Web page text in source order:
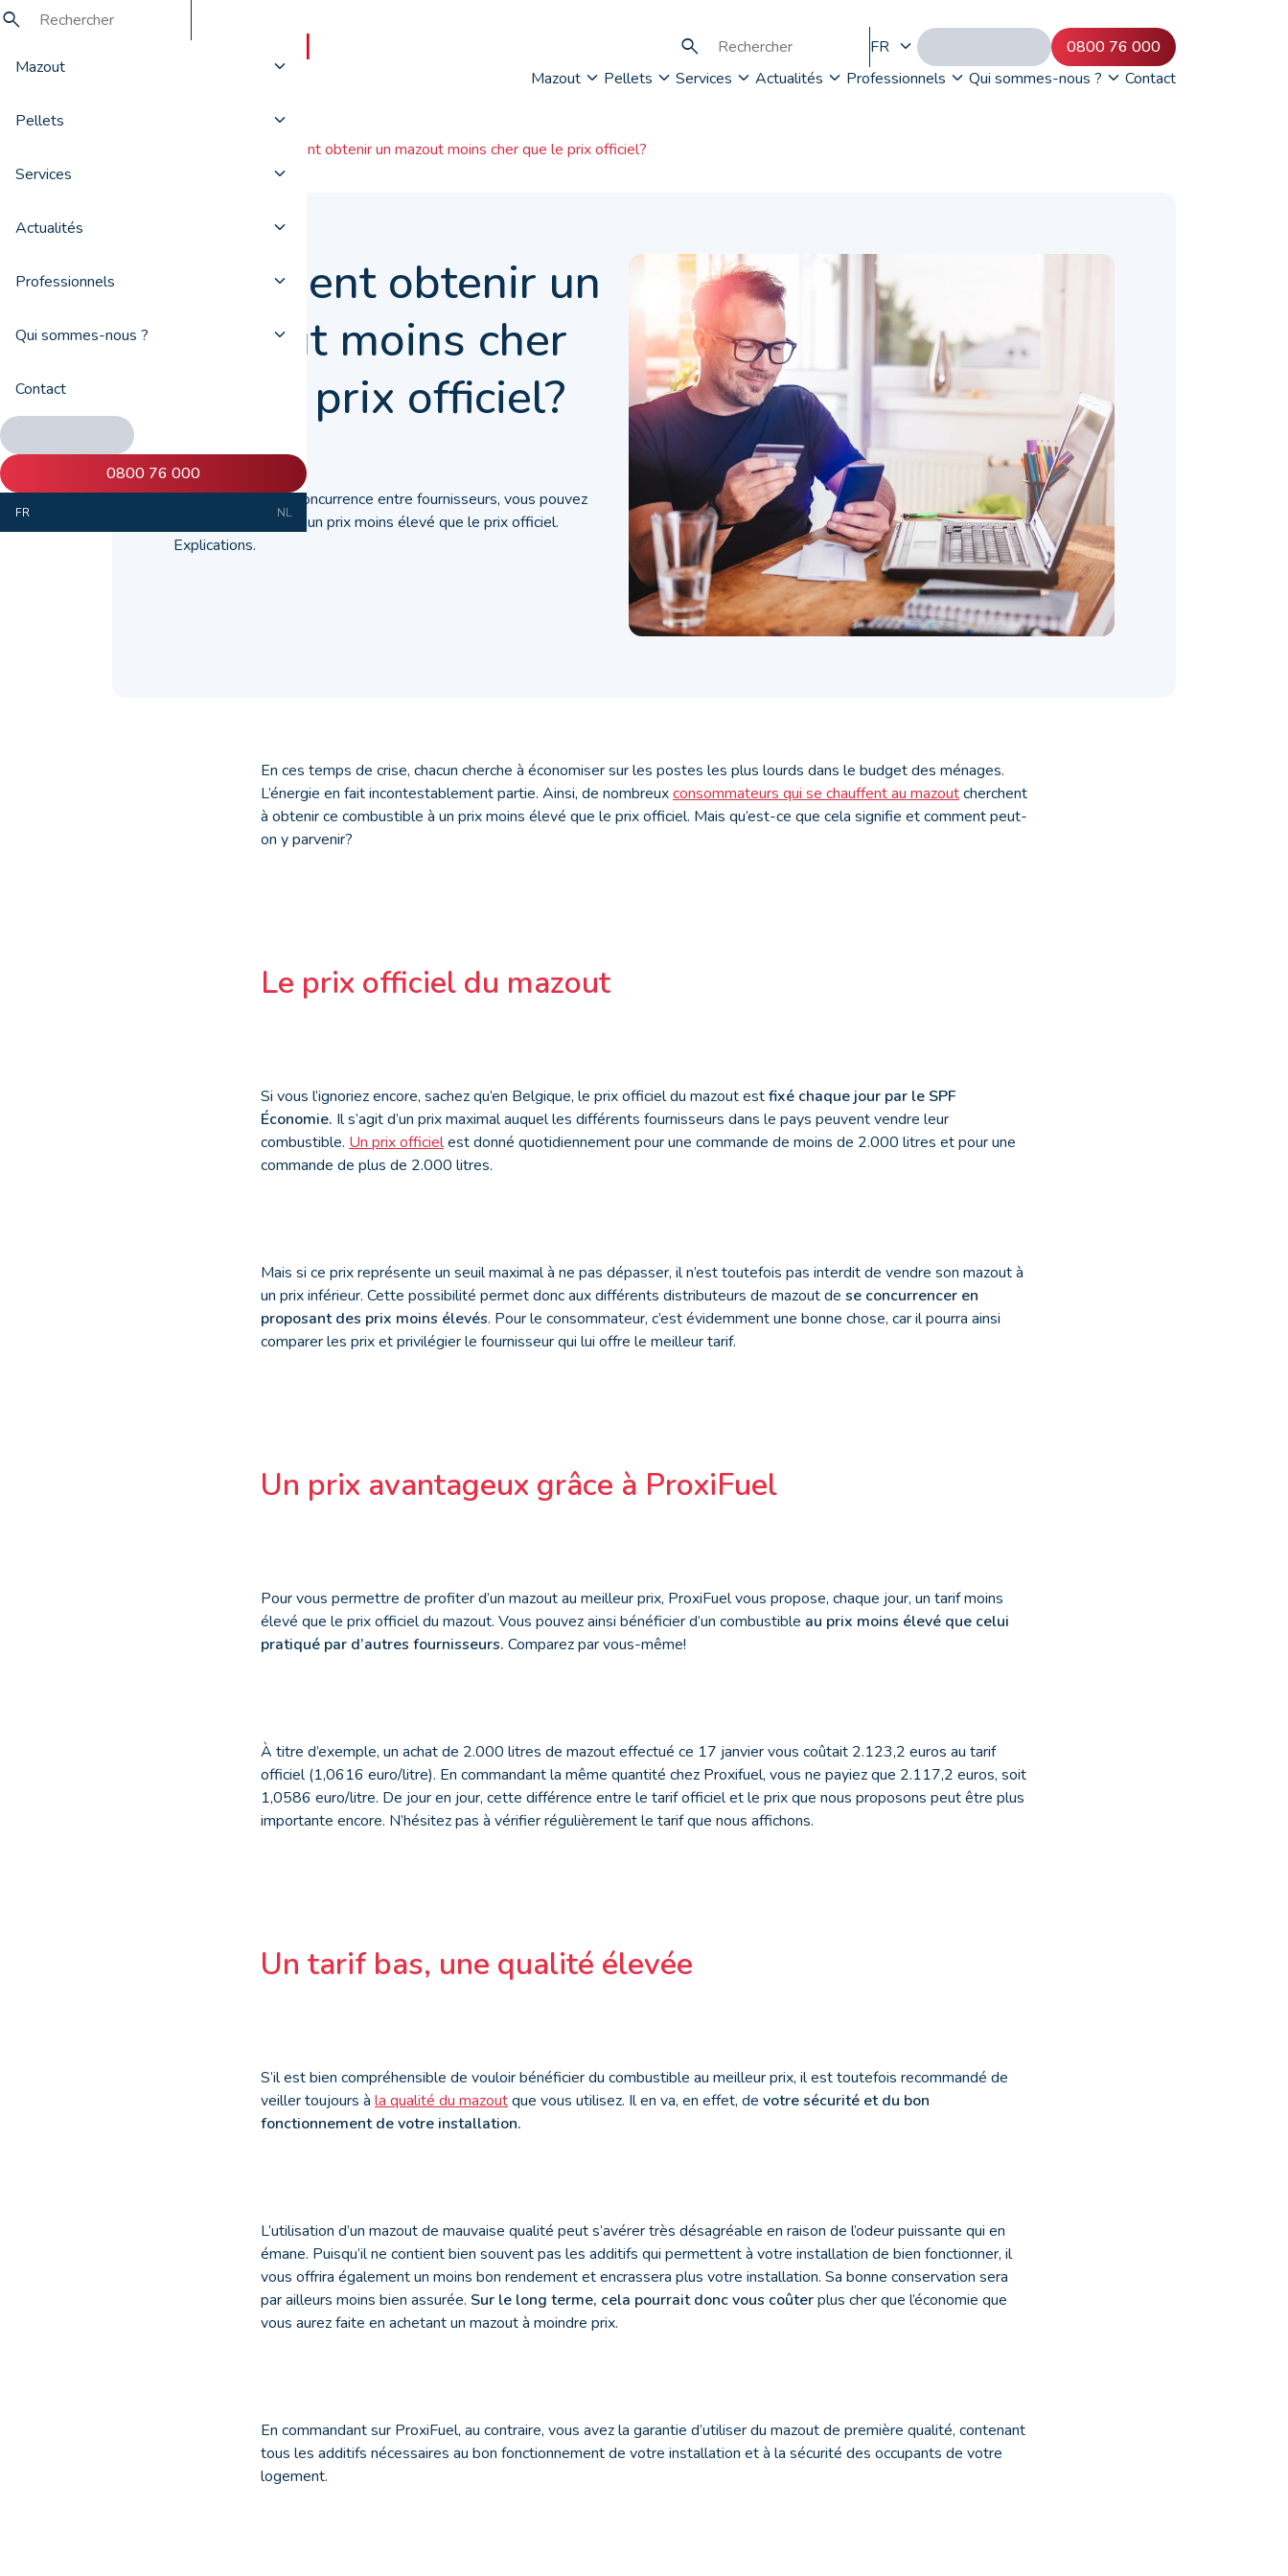
Mazout
Pellets
Services
Actualités
Professionnels
Qui sommes-nous ?
Contact
0800 76 000
FR NL
FR
0800 76 000
Mazout
Pellets Services Actualités Professionnels Qui sommes-nous ? Contact
Comment obtenir un mazout moins cher que le prix officiel?
Comment obtenir un
mazout moins cher
que le prix officiel?
En faisant jouer la concurrence entre fournisseurs, vous pouvez
obtenir un mazout à un prix moins élevé que le prix officiel.
Explications.
En ces temps de crise, chacun cherche à économiser sur les postes les plus lourds dans le budget des ménages.
L’énergie en fait incontestablement partie. Ainsi, de nombreuxconsommateurs qui se chauffent au mazoutcherchent
à obtenir ce combustible à un prix moins élevé que le prix officiel. Mais qu’est-ce que cela signifie et comment peut-
on y parvenir?
Le prix officiel du mazout
Si vous l’ignoriez encore, sachez qu’en Belgique, le prix officiel du mazout estfixé chaque jour par le SPF
Économie. Il s’agit d’un prix maximal auquel les différents fournisseurs dans le pays peuvent vendre leur
combustible. Un prix officielest donné quotidiennement pour une commande de moins de 2.000 litres et pour une
commande de plus de 2.000 litres.
Mais si ce prix représente un seuil maximal à ne pas dépasser, il n’est toutefois pas interdit de vendre son mazout à
un prix inférieur. Cette possibilité permet donc aux différents distributeurs de mazout de se concurrencer en
proposant des prix moins élevés. Pour le consommateur, c’est évidemment une bonne chose, car il pourra ainsi
comparer les prix et privilégier le fournisseur qui lui offre le meilleur tarif.
Un prix avantageux grâce à ProxiFuel
Pour vous permettre de profiter d’un mazout au meilleur prix, ProxiFuel vous propose, chaque jour, un tarif moins
élevé que le prix officiel du mazout. Vous pouvez ainsi bénéficier d’un combustible au prix moins élevé que celui
pratiqué par d’autres fournisseurs. Comparez par vous-même!
À titre d’exemple, un achat de 2.000 litres de mazout effectué ce 17 janvier vous coûtait 2.123,2 euros au tarif
officiel (1,0616 euro/litre). En commandant la même quantité chez Proxifuel, vous ne payiez que 2.117,2 euros, soit
1,0586 euro/litre. De jour en jour, cette différence entre le tarif officiel et le prix que nous proposons peut être plus
importante encore. N’hésitez pas à vérifier régulièrement le tarif que nous affichons.
Un tarif bas, une qualité élevée
S’il est bien compréhensible de vouloir bénéficier du combustible au meilleur prix, il est toutefois recommandé de
veiller toujours à la qualité du mazoutque vous utilisez. Il en va, en effet, de votre sécurité et du bon
fonctionnement de votre installation.
L’utilisation d’un mazout de mauvaise qualité peut s’avérer très désagréable en raison de l’odeur puissante qui en
émane. Puisqu’il ne contient bien souvent pas les additifs qui permettent à votre installation de bien fonctionner, il
vous offrira également un moins bon rendement et encrassera plus votre installation. Sa bonne conservation sera
par ailleurs moins bien assurée. Sur le long terme, cela pourrait donc vous coûterplus cher que l’économie que
vous aurez faite en achetant un mazout à moindre prix.
En commandant sur ProxiFuel, au contraire, vous avez la garantie d’utiliser du mazout de première qualité, contenant
tous les additifs nécessaires au bon fonctionnement de votre installation et à la sécurité des occupants de votre
logement.